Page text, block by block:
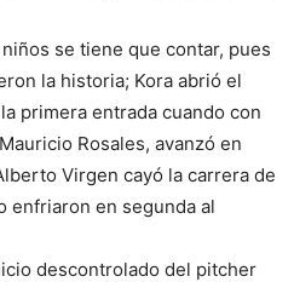
se tiene que contar, pues
la historia; Kora abrió el
primera entrada cuando con
Rosales, avanzó en
Virgen cayó la carrera de
enfriaron en segunda al
descontrolado del pitcher